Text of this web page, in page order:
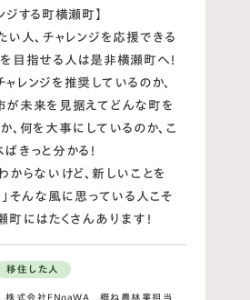
ジする町横瀬町】
い人、チャレンジを応援できる
目指せる人は是非横瀬町へ！
レンジを推奨しているのか、
が未来を見据えてどんな町を
、何を大事にしているのか、こ
きっと分かる！
からないけど、新しいことを
」そんな風に思っている人こそ
町にはたくさんあります！
移住した人
株式会社ENgaWA 概ね農林業担当